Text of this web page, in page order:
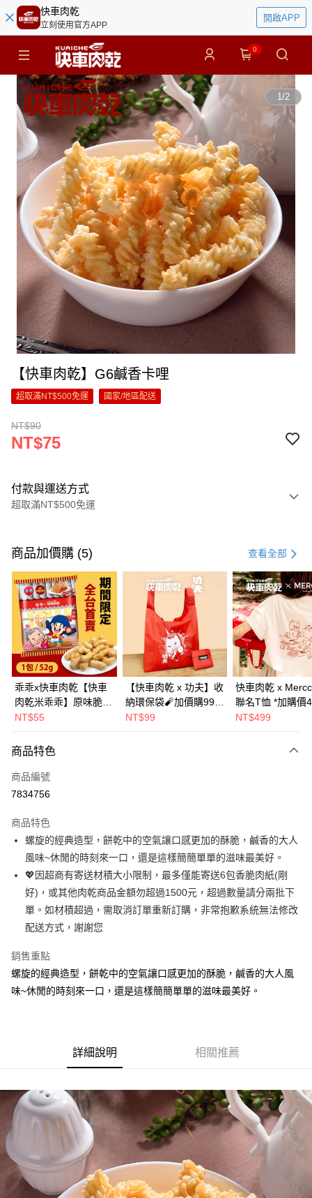
快車肉乾
立刻使用官方APP
開啟APP
0
1/2
【快車肉乾】G6鹹香卡哩
超取滿NT$500免運 國家/地區配送
NT$90
NT$75
付款與運送方式
超取滿NT$500免運
信用卡一次付款
超商取貨付款
LINE Pay
Apple Pay
街口支付
悠遊付
Google Pay
AFTEE先享後付
相關說明
【關於「AFTEE先享後付」】
便利好安心！
１．簡單：不需註冊會員、不需綁卡、不需儲值。
２．便利：只要手機號碼，簡訊認證，即可結帳。
３．安心：先確認商品／服務後，再付款。
【「AFTEE先享後付」結帳流程】
１．於結帳方式選擇「AFTEE先享後付」後，將跳轉至「AFTEE先享後付」
結帳頁面，進行簡訊認證並確認金額後，即可完成結帳。
２．訂單成立數日內，您將收到繳費通知簡訊。
３．收到繳費通知簡訊後14天內，點擊此簡訊中的連結，可透過四大超商／
※ 請注意：結帳手續完成當下不需立刻繳費，但若您需要取消訂單，請聯絡
購買商品的店家。未經商家同意取消之訂單仍視為有效，需透過AFTEE先享
後付繳納相關費用。
※ 交易是否成功請以「AFTEE先享後付 」之結帳頁面顯示為準，若有關於
１．透過由恩沛科技股份有限公司提供之「AFTEE先享後付」服務完成之交
易，需依本服務之必要範圍內提供個人資料，並將交易相關給付款項請求債
２．關於個人資料處理事宜，請瀏覽以下網址：
https://aftee.tw/terms/#terms3
３．未成年的使用者請事先徵得法定代理人或監護人之同意方可使用
「AFTEE先享後付」，若未經同意申辦者引起之損失，本公司不負相關責
４．使用「AFTEE先享後付」時，將依據個別帳號之用戶狀況，依本公司即
時審查核予不同之上限額度；若仍有額度不足之情形，本公司將視審查結果
請求用戶進行身份認證。
５．嚴禁一人註冊多個帳號或使用他人資訊註冊。若發現惡意使用之情形，
ATM付款
運送方式
全家超商取貨
每筆NT$70，滿NT$500(含以上)免運費
付款後全家取貨
每筆NT$70，滿NT$500(含以上)免運費
每筆NT$70，滿NT$800(含以上)免運費
付款後萊爾富取貨
每筆NT$70，滿NT$800(含以上)免運費
每筆NT$70，滿NT$800(含以上)免運費
台灣本島宅配
每筆NT$200，滿NT$3,000(含以上)免運費
離島宅配
每筆NT$350，滿NT$4,000(含以上)免運費
商品加價購 (5) 查看全部
乖乖x快車肉乾【快車
肉乾米乖乖】原味脆紙
口味-零嘴界雙霸王首
銷補貨到！★
NT$55
【快車肉乾 x 功夫】收
納環保袋🧨加價購99元
(原價199元)
NT$99
快車肉乾 x
聯名T恤 *加購價
NT$499
商品特色
商品編號
7834756
商品特色
螺旋的經典造型，餅乾中的空氣讓口感更加的酥脆，鹹香的大人
風味~休閒的時刻來一口，還是這樣簡簡單單的滋味最美好。
💖因超商有寄送材積大小限制，最多僅能寄送6包香脆肉紙(剛
好)，或其他肉乾商品金額勿超過1500元，超過數量請分兩批下
單。如材積超過，需取消訂單重新訂購，非常抱歉系統無法修改
配送方式，謝謝您
銷售重點
螺旋的經典造型，餅乾中的空氣讓口感更加的酥脆，鹹香的大人風
味~休閒的時刻來一口，還是這樣簡簡單單的滋味最美好。
詳細說明 相關推薦